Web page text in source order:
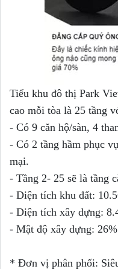
Tiểu khu đô thị Park
cao mỗi tòa là 25 tầng
- Có 9 căn hộ/sàn, 4
- Có 2 tầng hầm phục
mại.
- Tầng 2- 25 sẽ là tầng
- Diện tích khu đất:
- Diện tích xây dựng:
- Mật độ xây dựng:
* Đơn vị phân phối: